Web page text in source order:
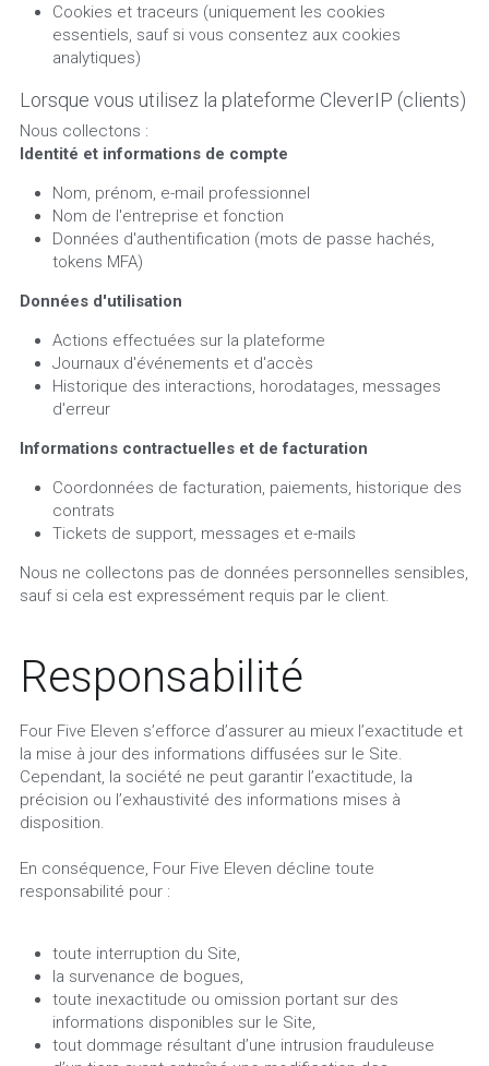
Cookies et traceurs (uniquement les cookies
essentiels, sauf si vous consentez aux cookies
analytiques)
Lorsque vous utilisez la plateforme CleverIP (clients)
Nous collectons :
Identité et informations de compte
Nom, prénom, e-mail professionnel
Nom de l'entreprise et fonction
Données d'authentification (mots de passe hachés,
tokens MFA)
Données d'utilisation
Actions effectuées sur la plateforme
Journaux d'événements et d'accès
Historique des interactions, horodatages, messages
d'erreur
Informations contractuelles et de facturation
Coordonnées de facturation, paiements, historique des
contrats
Tickets de support, messages et e-mails
Nous ne collectons pas de données personnelles sensibles,
sauf si cela est expressément requis par le client.
Responsabilité
Four Five Eleven s’efforce d’assurer au mieux l’exactitude et
la mise à jour des informations diffusées sur le Site.
Cependant, la société ne peut garantir l’exactitude, la
précision ou l’exhaustivité des informations mises à
disposition.
En conséquence, Four Five Eleven décline toute
responsabilité pour :
toute interruption du Site,
la survenance de bogues,
toute inexactitude ou omission portant sur des
informations disponibles sur le Site,
tout dommage résultant d’une intrusion frauduleuse